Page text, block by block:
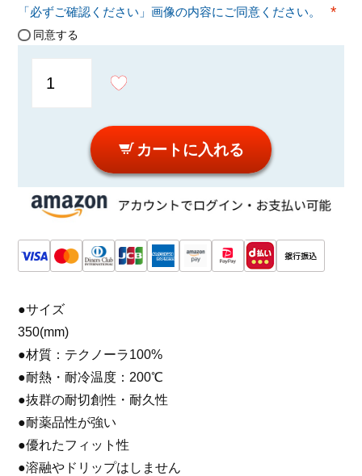
「必ずご確認ください」画像の内容にご同意ください。
同意する
カートに入れる
●サイズ
350(mm)
●材質：テクノーラ100%
●耐熱・耐冷温度：200℃
●抜群の耐切創性・耐久性
●耐薬品性が強い
●優れたフィット性
●溶融やドリップはしません